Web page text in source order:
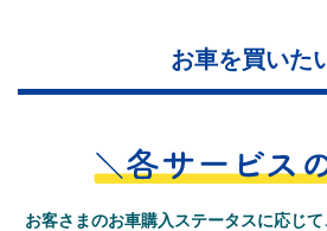
お車を買いた
お客さまのお車購入ステータスに応じ